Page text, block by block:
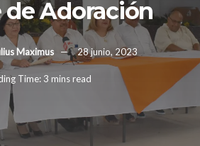
de Adoración
Maximus 28 junio, 2023
Time: 3 mins read